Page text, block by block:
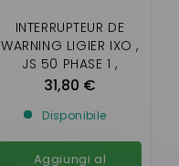
INTERRUPTEUR DE
WARNING LIGIER IXO ,
JS 50 PHASE 1 ,
MICROCAR MGO3 ,
XHEOS
31,80 €
Disponibile
Aggiungi al